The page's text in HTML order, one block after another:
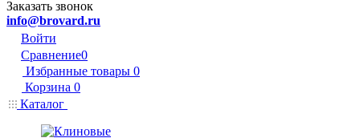
Заказать звонок
info@brovard.ru
Войти
Сравнение0
Избранные товары 0
Корзина 0
Каталог